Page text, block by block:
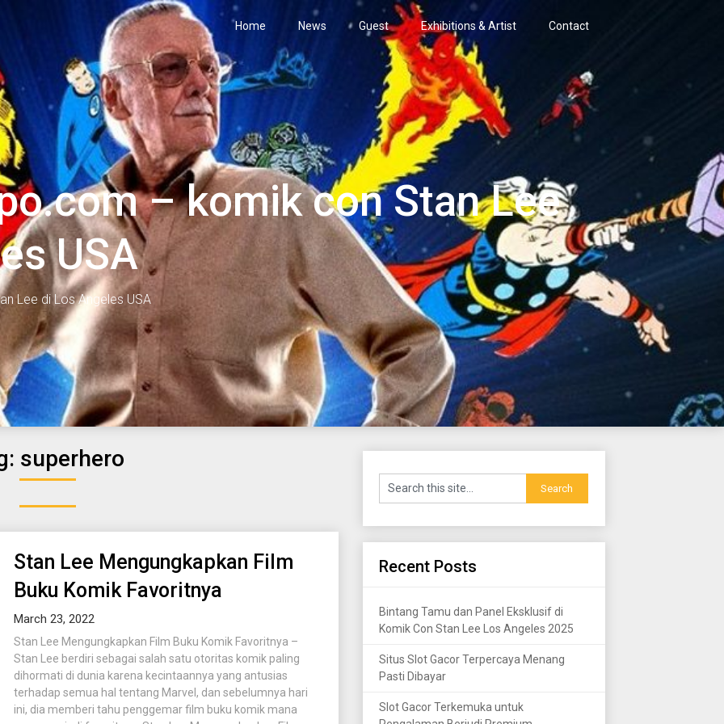
Home News Guest Exhibitions & Artist Contact
– komik con Stan Lee
USA
Lee di Los Angeles USA
superhero
Stan Lee Mengungkapkan Film
Buku Komik Favoritnya
March 23, 2022
Stan Lee Mengungkapkan Film Buku Komik Favoritnya –
Stan Lee berdiri sebagai salah satu otoritas komik paling
dihormati di dunia karena kecintaannya yang antusias
terhadap semua hal tentang Marvel, dan sebelumnya hari
ini, dia memberi tahu penggemar film buku komik mana
Recent Posts
Bintang Tamu dan Panel Eksklusif di
Komik Con Stan Lee Los Angeles 2025
Situs Slot Gacor Terpercaya Menang
Pasti Dibayar
Slot Gacor Terkemuka untuk